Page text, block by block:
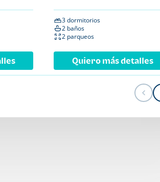
3 dormitorios
2 baños
2 parqueos
Quiero más detalles